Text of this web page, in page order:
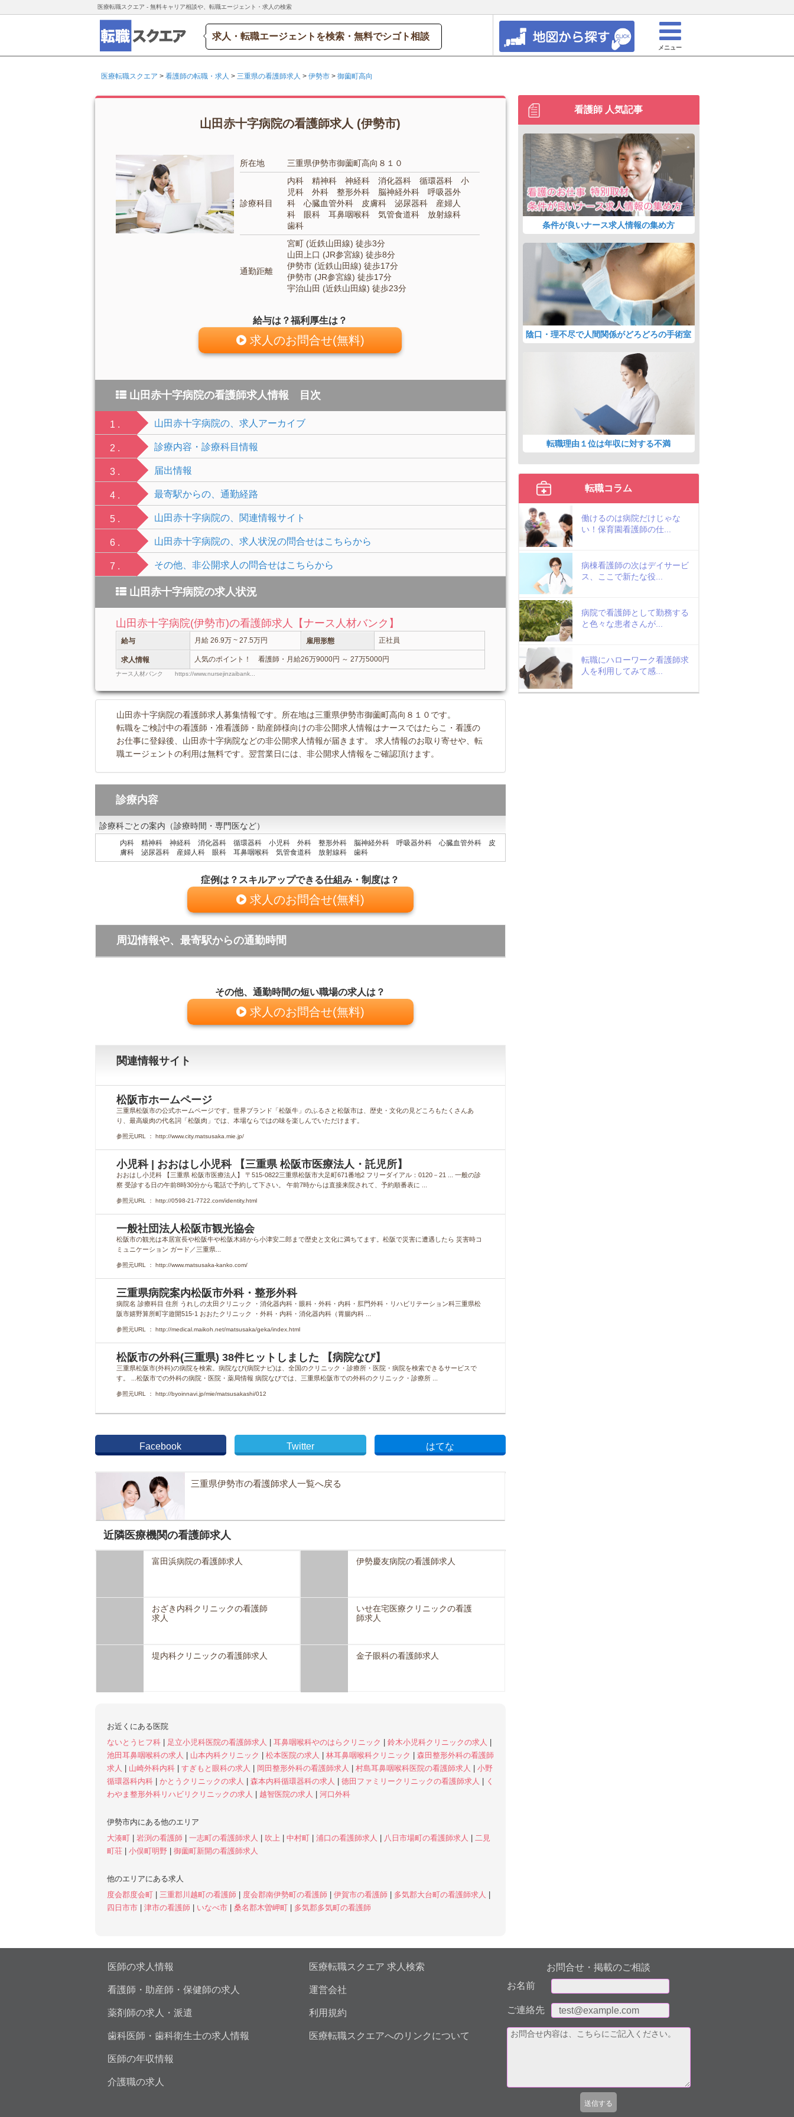
医療転職スクエア - 無料キャリア相談や、転職エージェント・求人の検索
求人・転職エージェントを検索・無料でシゴト相談
メニュー
医療転職スクエア > 看護師の転職・求人 > 三重県の看護師求人 > 伊勢市 > 御薗町高向
山田赤十字病院の看護師求人 (伊勢市)
所在地 三重県伊勢市御薗町高向８１０
診療科目
内科 精神科 神経科 消化器科 循環器科 小
児科 外科 整形外科 脳神経外科 呼吸器外
科 心臓血管外科 皮膚科 泌尿器科 産婦人
科 眼科 耳鼻咽喉科 気管食道科 放射線科
歯科
通勤距離
宮町 (近鉄山田線) 徒歩3分
山田上口 (JR参宮線) 徒歩8分
伊勢市 (近鉄山田線) 徒歩17分
伊勢市 (JR参宮線) 徒歩17分
宇治山田 (近鉄山田線) 徒歩23分
給与は？福利厚生は？
求人のお問合せ(無料)
山田赤十字病院の看護師求人情報 目次
1 . 山田赤十字病院の、求人アーカイブ
2 . 診療内容・診療科目情報
3 . 届出情報
4 . 最寄駅からの、通勤経路
5 . 山田赤十字病院の、関連情報サイト
6 . 山田赤十字病院の、求人状況の問合せはこちらから
7 . その他、非公開求人の問合せはこちらから
山田赤十字病院の求人状況
山田赤十字病院(伊勢市)の看護師求人【ナース人材バンク】
給与 月給 26.9万 ~ 27.5万円 雇用形態 正社員
求人情報 人気のポイント！ 看護師・月給26万9000円 ～ 27万5000円
ナース人材バンク https://www.nursejinzaibank...
山田赤十字病院の看護師求人募集情報です。所在地は三重県伊勢市御薗町高向８１０です。
転職をご検討中の看護師・准看護師・助産師様向けの非公開求人情報はナースではたらこ・看護の
お仕事に登録後、山田赤十字病院などの非公開求人情報が届きます。 求人情報のお取り寄せや、転
職エージェントの利用は無料です。翌営業日には、非公開求人情報をご確認頂けます。
診療内容
診療科ごとの案内（診療時間・専門医など）
内科 精神科 神経科 消化器科 循環器科 小児科 外科 整形外科 脳神経外科 呼吸器外科 心臓血管外科 皮
膚科 泌尿器科 産婦人科 眼科 耳鼻咽喉科 気管食道科 放射線科 歯科
症例は？スキルアップできる仕組み・制度は？
求人のお問合せ(無料)
周辺情報や、最寄駅からの通勤時間
その他、通勤時間の短い職場の求人は？
求人のお問合せ(無料)
関連情報サイト
松阪市ホームページ
三重県松阪市の公式ホームページです。世界ブランド「松阪牛」のふるさと松阪市は、歴史・文化の見どころもたくさんあ
り、最高級肉の代名詞「松阪肉」では、本場ならではの味を楽しんでいただけます。
参照元URL ： http://www.city.matsusaka.mie.jp/
小児科 | おおはし小児科 【三重県 松阪市医療法人・託児所】
おおはし小児科 【三重県 松阪市医療法人】 〒515-0822三重県松阪市大足町671番地2 フリーダイアル：0120－21 ... 一般の診
察 受診する日の午前8時30分から電話で予約して下さい。 午前7時からは直接来院されて、予約順番表に ...
参照元URL ： http://0598-21-7722.com/identity.html
一般社団法人松阪市観光協会
松阪市の観光は本居宣長や松阪牛や松阪木綿から小津安二郎まで歴史と文化に満ちてます。松阪で災害に遭遇したら 災害時コ
ミュニケーション ガード／三重県...
参照元URL ： http://www.matsusaka-kanko.com/
三重県病院案内松阪市外科・整形外科
病院名 診療科目 住所 うれしの太田クリニック ・消化器内科・眼科・外科・内科・肛門外科・リハビリテーション科三重県松
阪市嬉野算所町字遊開515-1 おおたクリニック ・外科・内科・消化器内科（胃腸内科 ...
参照元URL ： http://medical.maikoh.net/matsusaka/geka/index.html
松阪市の外科(三重県) 38件ヒットしました 【病院なび】
三重県松阪市(外科)の病院を検索。病院なび(病院ナビ)は、全国のクリニック・診療所・医院・病院を検索できるサービスで
す。 ...松阪市での外科の病院・医院・薬局情報 病院なびでは、三重県松阪市での外科のクリニック・診療所 ...
参照元URL ： http://byoinnavi.jp/mie/matsusakashi/012
Facebook Twitter はてな
三重県伊勢市の看護師求人一覧へ戻る
近隣医療機関の看護師求人
富田浜病院の看護師求人 伊勢慶友病院の看護師求人
おざき内科クリニックの看護師
求人
いせ在宅医療クリニックの看護
師求人
堤内科クリニックの看護師求人 金子眼科の看護師求人
お近くにある医院
ないとうヒフ科
足立小児科医院の看護師求人 耳鼻咽喉科やのはらクリニック 鈴木小児科クリニックの求人
池田耳鼻咽喉科の求人
山本内科クリニック 松本医院の求人 林耳鼻咽喉科クリニック
森田整形外科の看護師
求人
山崎外科内科 すぎもと眼科の求人 岡田整形外科の看護師求人 村島耳鼻咽喉科医院の看護師求人
小野
循環器科内科
かとうクリニックの求人 森本内科循環器科の求人 徳田ファミリークリニックの看護師求人
く
わやま整形外科リハビリクリニックの求人
越智医院の求人 河口外科
伊勢市内にある他のエリア
大湊町
岩渕の看護師 一志町の看護師求人 吹上 中村町 浦口の看護師求人 八日市場町の看護師求人
二見
町荘
小俣町明野 御薗町新開の看護師求人
他のエリアにある求人
度会郡度会町
三重郡川越町の看護師 度会郡南伊勢町の看護師 伊賀市の看護師 多気郡大台町の看護師求人
四日市市
津市の看護師 いなべ市 桑名郡木曽岬町 多気郡多気町の看護師
看護師 人気記事
条件が良いナース求人情報の集め方
陰口・理不尽で人間関係がどろどろの手術室
転職理由１位は年収に対する不満
転職コラム
働けるのは病院だけじゃな
い！保育園看護師の仕...
病棟看護師の次はデイサービ
ス、ここで新たな役...
病院で看護師として勤務する
と色々な患者さんが...
転職にハローワーク看護師求
人を利用してみて感...
医師の求人情報
看護師・助産師・保健師の求人
薬剤師の求人・派遣
歯科医師・歯科衛生士の求人情報
医師の年収情報
介護職の求人
医療転職スクエア 求人検索
運営会社
利用規約
医療転職スクエアへのリンクについて
お問合せ・掲載のご相談
お名前
ご連絡先